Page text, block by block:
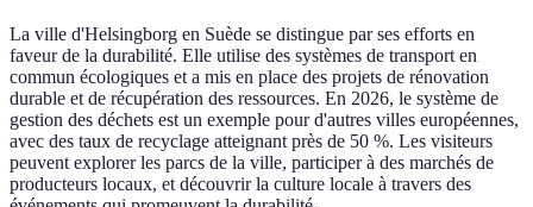
La ville d'Helsingborg en Suède se distingue par ses efforts en
faveur de la durabilité. Elle utilise des systèmes de transport en
commun écologiques et a mis en place des projets de rénovation
durable et de récupération des ressources. En 2026, le système de
gestion des déchets est un exemple pour d'autres villes européennes,
avec des taux de recyclage atteignant près de 50 %. Les visiteurs
peuvent explorer les parcs de la ville, participer à des marchés de
producteurs locaux, et découvrir la culture locale à travers des